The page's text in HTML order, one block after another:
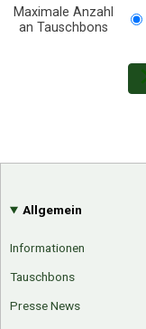
Maximale Anzahl
an Tauschbons
Allgemein
Informationen
Tauschbons
Presse News